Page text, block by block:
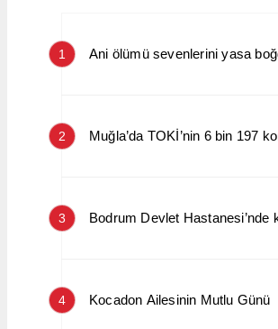
1 Ani ölümü sevenlerini yasa
2 Muğla’da TOKİ’nin 6 bin 197
3 Bodrum Devlet Hastanesi’nde
4 Kocadon Ailesinin Mutlu Günü